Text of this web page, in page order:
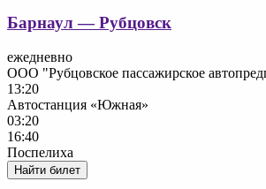
Барнаул — Рубцовск
ежедневно
ООО "Рубцовское пассажирское
13:20
Автостанция «Южная»
03:20
16:40
Поспелиха
Найти билет